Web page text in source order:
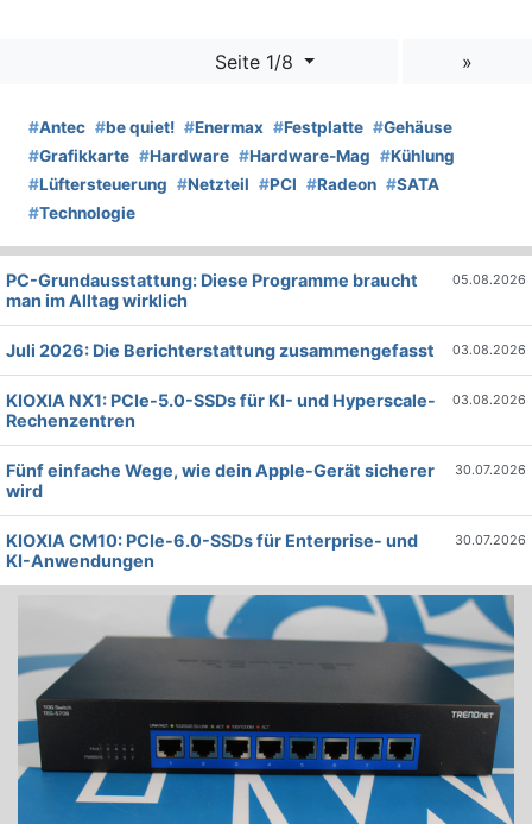
Seite 1/8 »
#Antec #be quiet! #Enermax #Festplatte #Gehäuse
#Grafikkarte #Hardware #Hardware-Mag #Kühlung
#Lüftersteuerung #Netzteil #PCI #Radeon #SATA
#Technologie
PC-Grundausstattung: Diese Programme braucht
man im Alltag wirklich
05.08.2026
Juli 2026: Die Bericht­erstattung zusammengefasst 03.08.2026
KIOXIA NX1: PCIe-5.0-SSDs für KI- und Hyperscale-
Rechenzentren
03.08.2026
Fünf einfache Wege, wie dein Apple-Gerät sicherer
wird
30.07.2026
KIOXIA CM10: PCIe-6.0-SSDs für Enterprise- und
KI-Anwendungen
30.07.2026